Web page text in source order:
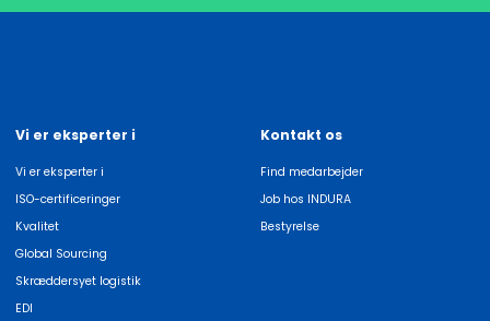
Vi er eksperter i
Vi er eksperter i
ISO-certificeringer
Kvalitet
Global Sourcing
Skræddersyet logistik
EDI
Kontakt os
Find medarbejder
Job hos INDURA
Bestyrelse